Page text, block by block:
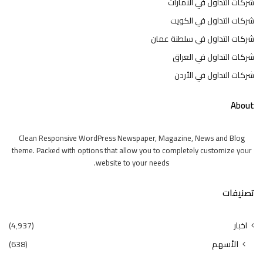
شركات التداول في الكويت
شركات التداول في سلطنة عمان
شركات التداول في العراق
شركات التداول في الأردن
About
Clean Responsive WordPress Newspaper, Magazine, News and Blog
theme. Packed with options that allow you to completely customize your
website to your needs.
تصنيفات
اخبار (4٬937)
الأسهم
(638)